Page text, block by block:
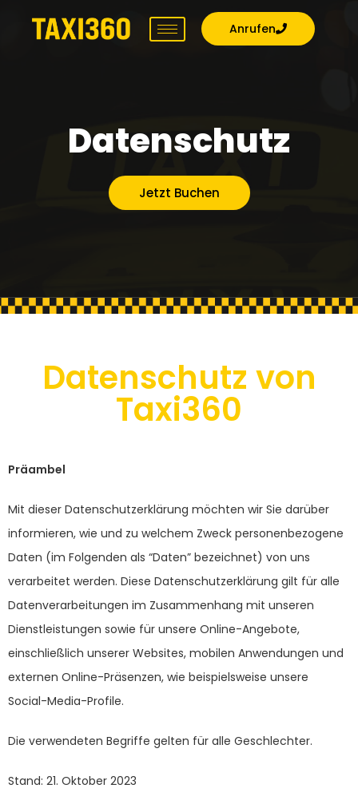
Anrufen
Datenschutz
Jetzt Buchen
Datenschutz von
Taxi360
Präambel
Mit dieser Datenschutzerklärung möchten wir Sie darüber
informieren, wie und zu welchem Zweck personenbezogene
Daten (im Folgenden als “Daten” bezeichnet) von uns
verarbeitet werden. Diese Datenschutzerklärung gilt für alle
Datenverarbeitungen im Zusammenhang mit unseren
Dienstleistungen sowie für unsere Online-Angebote,
einschließlich unserer Websites, mobilen Anwendungen und
externen Online-Präsenzen, wie beispielsweise unsere
Social-Media-Profile.
Die verwendeten Begriffe gelten für alle Geschlechter.
Stand: 21. Oktober 2023